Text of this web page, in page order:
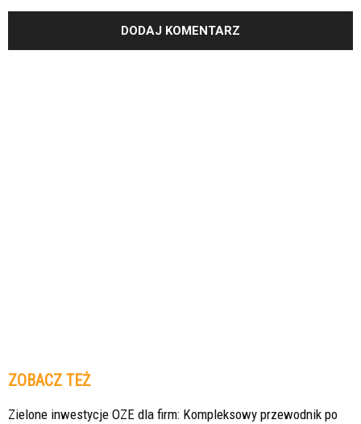
ZOBACZ TEŻ
Zielone inwestycje OZE dla firm: Kompleksowy przewodnik po